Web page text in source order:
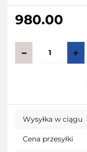
980.00
Wysyłka w ciągu
Cena przesyłki